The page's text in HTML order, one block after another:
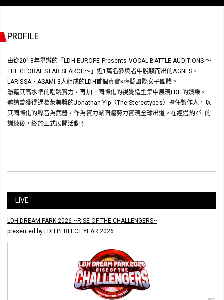
PROFILE
由從2018年舉辦的「LDH EUROPE Presents VOCAL BATTLE AUDITIONS ～
THE GLOBAL STAR SEARCH～」近1萬名參與者中脫穎而出的AGNES、
LARISSA、ASAMI 3人組成的LDH首個真實×虛擬國際女子團體。
憑藉其高水準的唱跳實力，再加上國際化的視覺造型集中展現LDH的娛樂。
邀請曾獲得過葛萊美獎的Jonathan Yip（The Stereotypes）擔任製作人，以
其國際化的嗓音為武器，作為實力派團體努力實現全球出道。在經過約4年的
訓練後，終於正式展開活動！
LIVE
LDH DREAM PARK 2026 ~RISE OF THE CHALLENGERS~
presented by LDH PERFECT YEAR 2026